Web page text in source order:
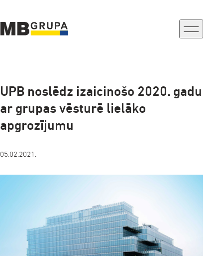
UPB noslēdz izaicinošo 2020. gadu
ar grupas vēsturē lielāko
apgrozījumu
05.02.2021.